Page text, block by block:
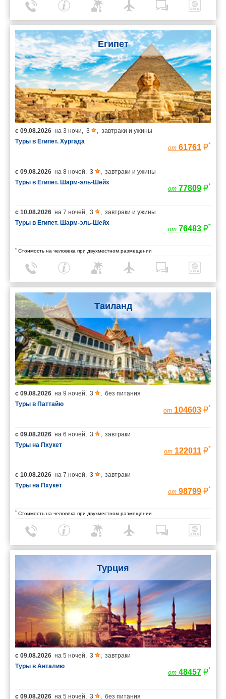
Египет
с 09.08.2026 на 3 ночи, 3 , завтраки и ужины
Туры в Египет. Хургада
от 61761 *
с 09.08.2026 на 8 ночей, 3 , завтраки и ужины
Туры в Египет. Шарм-эль-Шейх
от 77809 *
с 10.08.2026 на 7 ночей, 3 , завтраки и ужины
Туры в Египет. Шарм-эль-Шейх
от 76483 *
* Стоимость на человека при двухместном размещении
Таиланд
с 09.08.2026 на 9 ночей 3
без питания
Туры в Паттайю
от 104603 *
с 09.08.2026 на 6 ночей 3
завтраки
Туры на Пхукет
от 122011 *
с 10.08.2026 на 7 ночей 3
завтраки
Туры на Пхукет
от 98799 *
* Стоимость на человека при двухместном размещении
Турция
с 09.08.2026 на 5 ночей, 3 , завтраки
Туры в Анталию
от 48457 *
с 09.08.2026 на 5 ночей, 3 , без питания